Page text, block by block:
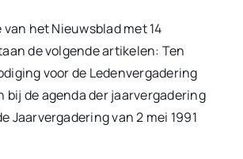
van het Nieuwsblad met 14
de volgende artikelen: Ten
voor de Ledenvergadering
bij de agenda der jaarvergadering
Jaarvergadering van 2 mei 1991